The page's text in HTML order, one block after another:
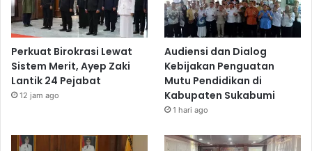
Perkuat Birokrasi Lewat
Sistem Merit, Ayep Zaki
Lantik 24 Pejabat
12 jam ago
Audiensi dan Dialog
Kebijakan Penguatan
Mutu Pendidikan di
Kabupaten Sukabumi
1 hari ago